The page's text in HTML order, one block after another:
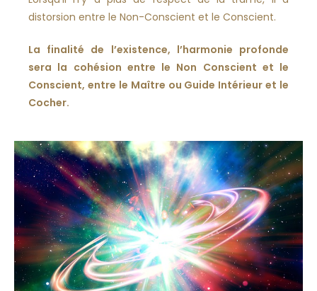
distorsion entre le Non-Conscient et le Conscient.
La finalité de l’existence, l’harmonie profonde
sera la cohésion entre le Non Conscient et le
Conscient, entre le Maître ou Guide Intérieur et le
Cocher.